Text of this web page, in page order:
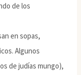
de los
en sopas,
Algunos
de judías mungo),